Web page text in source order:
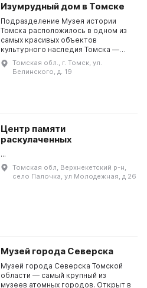
Изумрудный дом в Томске
Подразделение Музея истории
Томска расположилось в одном из
самых красивых объектов
культурного наследия Томска —
особняке архитектора Хомича,
который томичи называют
Томская обл., г. Томск, ул.
Белинского, д. 19
Центр памяти
раскулаченных
...
Томская обл, Верхнекетский р-н,
село Палочка, ул Молодежная, д 26
Музей города Северска
Музей города Северска Томской
области — самый крупный из
музеев атомных городов. Открыт в